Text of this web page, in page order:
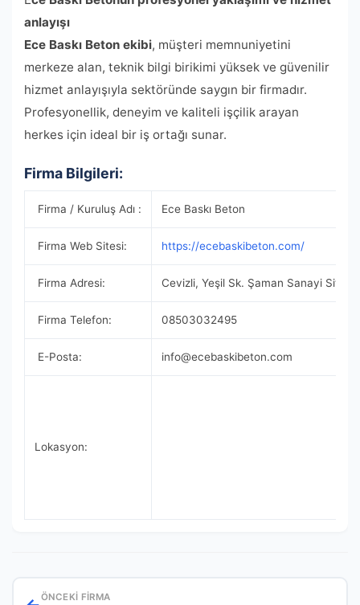
anlayışı
Ece Baskı Beton ekibi, müşteri memnuniyetini
merkeze alan, teknik bilgi birikimi yüksek ve güvenilir
hizmet anlayışıyla sektöründe saygın bir firmadır.
Profesyonellik, deneyim ve kaliteli işçilik arayan
herkes için ideal bir iş ortağı sunar.
Firma Bilgileri:
Firma / Kuruluş Adı : Ece Baskı Beton
Firma Web Sitesi: https://ecebaskibeton.com/
Firma Adresi: Cevizli, Yeşil Sk. Şaman Sanayi
Firma Telefon: 08503032495
E-Posta: info@ecebaskibeton.com
Lokasyon:
ÖNCEKI FIRMA